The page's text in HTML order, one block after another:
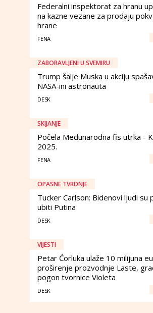
Federalni inspektorat za hranu
na kazne vezane za prodaju
hrane
FENA
ZABORAVLJENI U SVEMIRU
Trump šalje Muska u akciju
NASA-ini astronauta
DESK
SKIJANJE
Počela Međunarodna fis utrka -
2025.
FENA
OPASNE TVRDNJE
Tucker Carlson: Bidenovi ljudi su
ubiti Putina
DESK
VIJESTI
Petar Ćorluka ulaže 10 milijuna
proširenje prozvodnje Laste,
pogon tvornice Violeta
DESK